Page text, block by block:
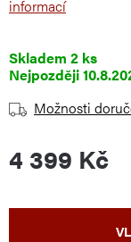
informací
Skladem 2 ks
Možnosti
4 399 Kč